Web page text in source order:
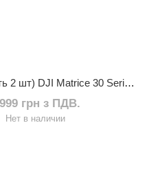
Пропелери (к-ть 2 шт) DJI Matrice 30 Series 1671 Propellers
грн з ПДВ.
Нет в наличии